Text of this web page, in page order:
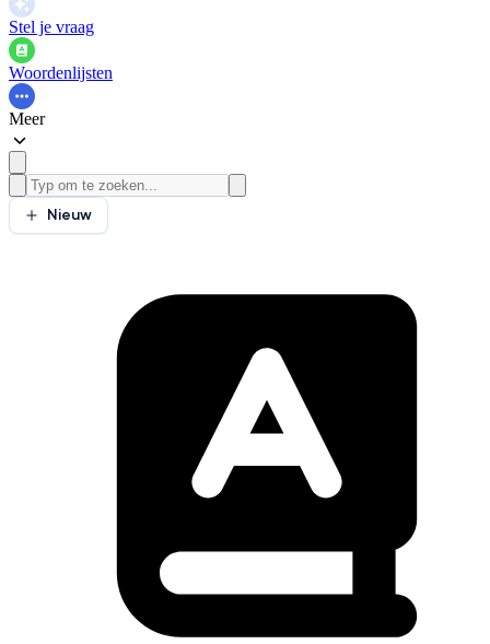
Stel je vraag
Woordenlijsten
Meer
Nieuw